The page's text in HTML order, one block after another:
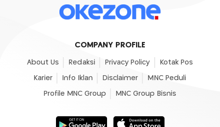
COMPANY PROFILE
About Us Redaksi Privacy Policy Kotak Pos
Karier Info Iklan Disclaimer MNC Peduli
Profile MNC Group MNC Group Bisnis